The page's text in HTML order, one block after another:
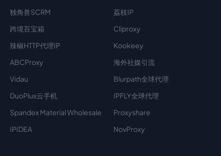
独角兽SCRM
荔枝IP
跨境百宝箱
Cliproxy
辣椒HTTP代理IP
Kookeey
ABCProxy
海外社媒引流
Vidau
Blurpath全球代理
DuoPlus云手机
IPFLY全球代理
Spandex Material Wholesale​
Proxyshare
IPIDEA
NovProxy